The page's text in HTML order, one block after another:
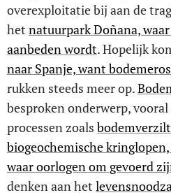
overexploitatie bij aan de
het natuurpark Doñana,
aanbeden wordt. Hopelijk
naar Spanje, want
rukken steeds meer op.
besproken onderwerp,
processen zoals
biogeochemische
waar oorlogen om gevoerd
denken aan het